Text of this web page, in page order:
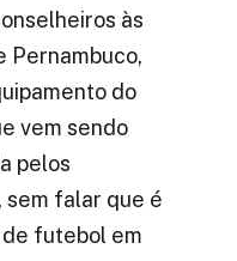
às
Pernambuco,
do
vem sendo
pelos
sem falar que é
de futebol em